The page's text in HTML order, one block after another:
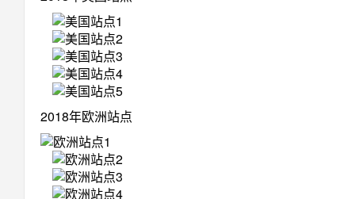
2018年欧洲站点